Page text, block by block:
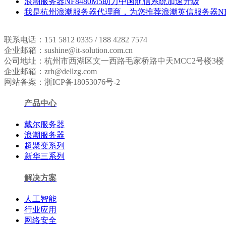
我是杭州浪潮服务器代理商，为您推荐浪潮英信服务器
联系电话：151 5812 0335 / 188 4282 7574
企业邮箱：sushine@it-solution.com.cn
公司地址：杭州市西湖区文一西路毛家桥路中天MCC2号楼3楼
企业邮箱：zrh@dellzg.com
网站备案：浙ICP备18053076号-2
产品中心
戴尔服务器
浪潮服务器
超聚变系列
新华三系列
解决方案
人工智能
行业应用
网络安全